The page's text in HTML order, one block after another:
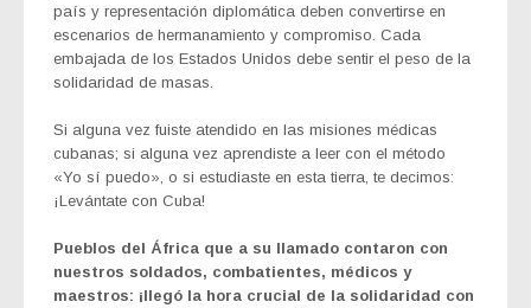
país y representación diplomática deben convertirse en
escenarios de hermanamiento y compromiso. Cada
embajada de los Estados Unidos debe sentir el peso de la
solidaridad de masas.
Si alguna vez fuiste atendido en las misiones médicas
cubanas; si alguna vez aprendiste a leer con el método
«Yo sí puedo», o si estudiaste en esta tierra, te decimos:
¡Levántate con Cuba!
Pueblos del África que a su llamado contaron con
nuestros soldados, combatientes, médicos y
maestros: ¡llegó la hora crucial de la solidaridad con